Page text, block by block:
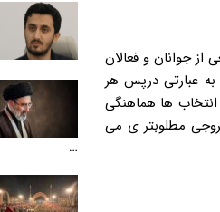
جوانان و فعالان
عبارتی درپس هر
ها هماهنگی
مطلوبتر ی می
…